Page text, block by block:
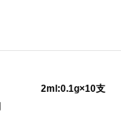
2ml:0.1g×10支